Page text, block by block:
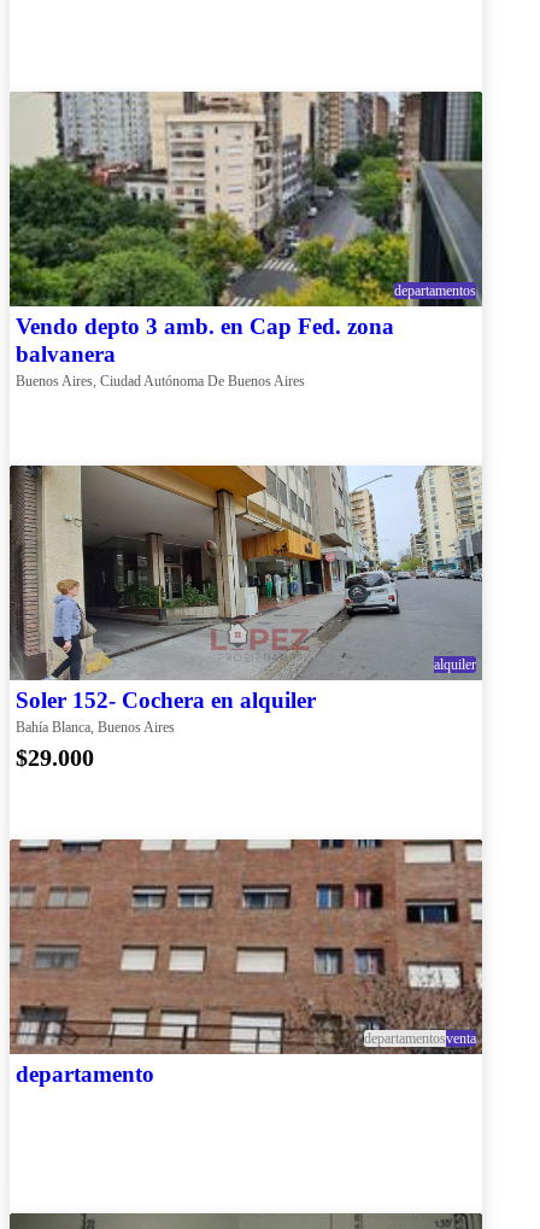
departamentos
Vendo depto 3 amb. en Cap Fed. zona
balvanera
Buenos Aires, Ciudad Autónoma De Buenos Aires
alquiler
Soler 152- Cochera en alquiler
Bahía Blanca, Buenos Aires
$29.000
departamentosventa
departamento